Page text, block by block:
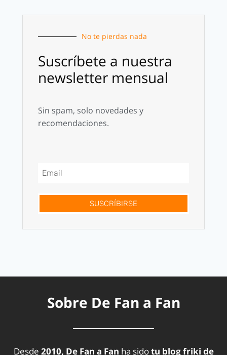
No te pierdas nada
Suscríbete a nuestra
newsletter mensual
Sin spam, solo novedades y
recomendaciones.
SUSCRÍBIRSE
Sobre De Fan a Fan
Desde 2010, De Fan a Fan ha sidotu blog friki de